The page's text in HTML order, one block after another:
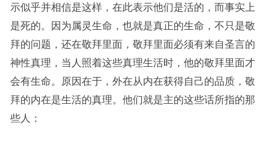
示似乎并相信是这样，在此表示他们是活的，而事实上
是死的。因为属灵生命，也就是真正的生命，不只是敬
拜的问题，还在敬拜里面，敬拜里面必须有来自圣言的
神性真理，当人照着这些真理生活时，他的敬拜里面才
会有生命。原因在于，外在从内在获得自己的品质，敬
拜的内在是生活的真理。他们就是主的这些话所指的那
些人：